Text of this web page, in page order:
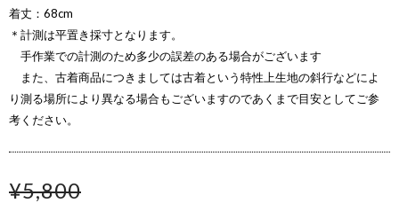
着丈：68cm
＊計測は平置き採寸となります。
手作業での計測のため多少の誤差のある場合がございます
また、古着商品につきましては古着という特性上生地の斜行などによ
り測る場所により異なる場合もございますのであくまで目安としてご参
考ください。
¥5,800